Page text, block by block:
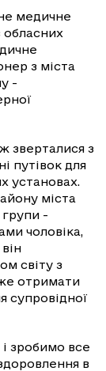
медичне
з міста
-
зверталися з
путівок для
установах.
міста
групи -
чоловіка,
світу з
отримати
супровідної
зробимо все
в